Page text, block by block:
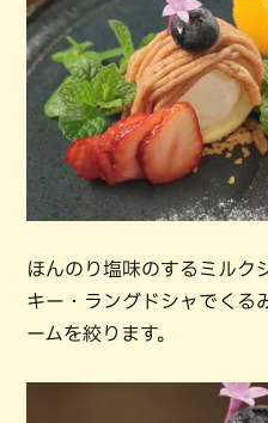
ほんのり塩味のするミルク
キー・ラングドシャでくる
ームを絞ります。